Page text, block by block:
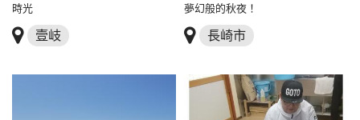
時光
壹岐
夢幻般的秋夜！
長崎市